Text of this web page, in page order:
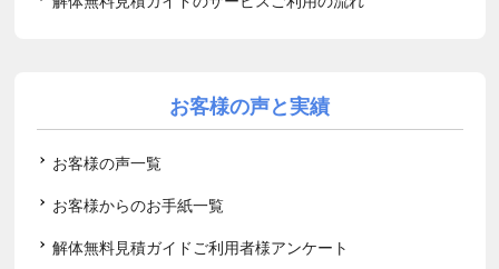
お客様の声と実績
お客様の声一覧
お客様からのお手紙一覧
解体無料見積ガイドご利用者様アンケート